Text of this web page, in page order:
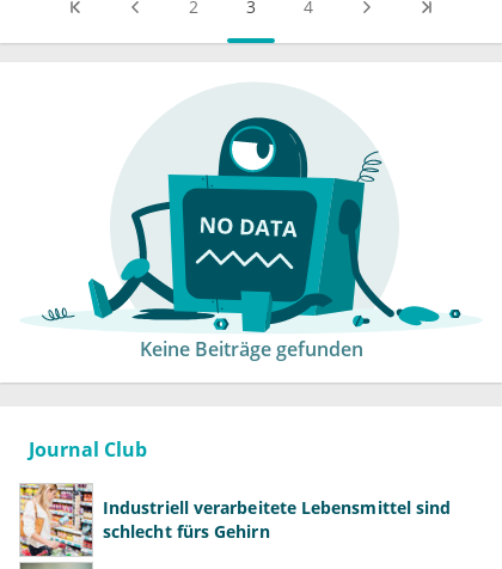
2 3 4
Keine Beiträge gefunden
Journal Club
Industriell verarbeitete Lebensmittel sind
schlecht fürs Gehirn